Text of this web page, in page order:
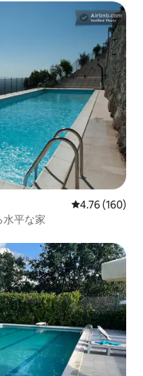
レビュー160
4.76 (160)
水平な家